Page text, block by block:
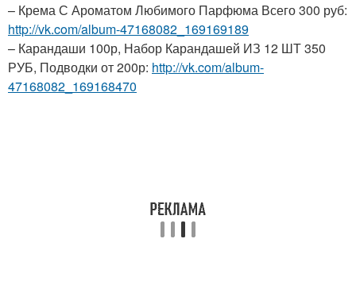
– Крема С Ароматом Любимого Парфюма Всего 300 руб:
http://vk.com/album-47168082_169169189
– Карандаши 100р, Набор Карандашей ИЗ 12 ШТ 350
РУБ, Подводки от 200р: http://vk.com/album-
47168082_169168470